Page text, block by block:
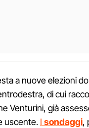
a nuove elezioni
di cui
Venturini, già
uscente. I sondaggi,